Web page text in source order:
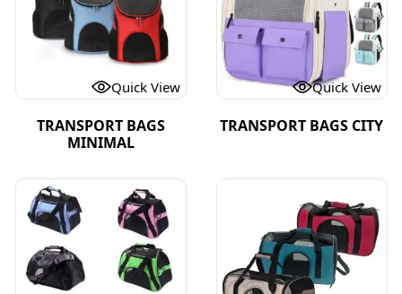
Quick View
TRANSPORT BAGS
MINIMAL
Quick View
TRANSPORT BAGS CITY